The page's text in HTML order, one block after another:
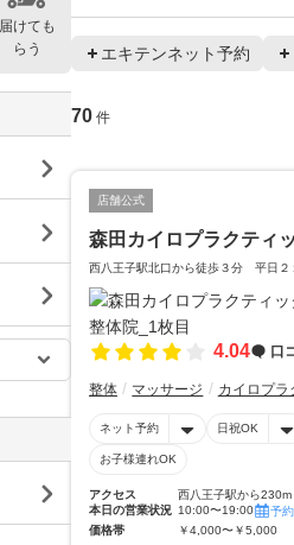
エキテンネット予約
70 件
店舗公式
森田カイロプラクティ
西八王子駅北口から徒歩３分 平日
4.04 口
整体 マッサージ カイロプラ
ネット予約 日祝OK
お子様連れOK
アクセス
西八王子駅から230m
本日の営業状況 10:00〜19:00
予
価格帯
￥4,000〜￥5,000
届けても
らう